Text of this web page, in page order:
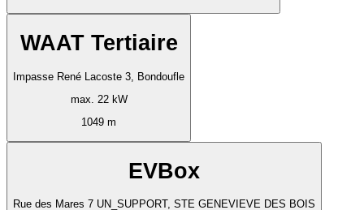
WAAT Tertiaire
Impasse René Lacoste 3, Bondoufle
max. 22 kW
1049 m
EVBox
Rue des Mares 7 UN_SUPPORT, STE GENEVIEVE DES BOIS